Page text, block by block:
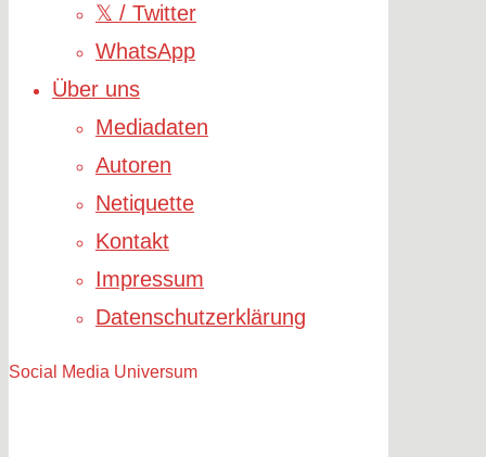
𝕏 / Twitter
WhatsApp
Über uns
Mediadaten
Autoren
Netiquette
Kontakt
Impressum
Datenschutzerklärung
Social Media Universum